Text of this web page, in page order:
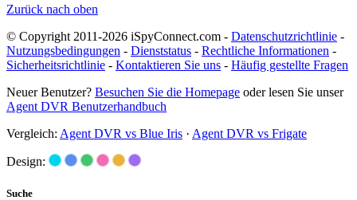
Zurück nach oben
© Copyright 2011-2026 iSpyConnect.com - Datenschutzrichtlinie -
Nutzungsbedingungen - Dienststatus - Rechtliche Informationen -
Sicherheitsrichtlinie - Kontaktieren Sie uns - Häufig gestellte Fragen
Neuer Benutzer? Besuchen Sie die Homepage oder lesen Sie unser
Agent DVR Benutzerhandbuch
Vergleich: Agent DVR vs Blue Iris · Agent DVR vs Frigate
Design:
Suche